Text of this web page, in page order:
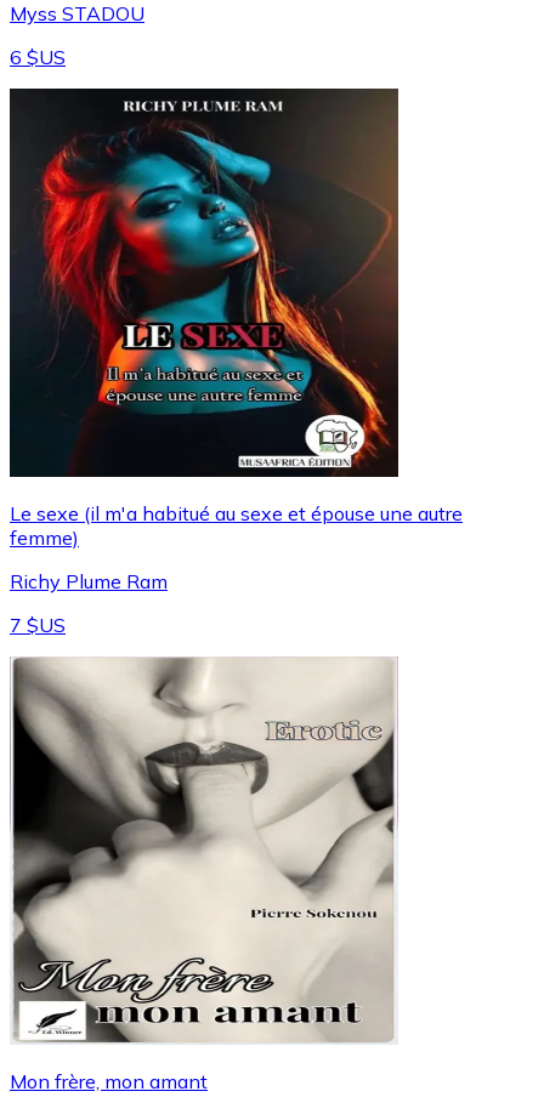
Myss STADOU
6 $US
Le sexe (il m'a habitué au sexe et épouse une autre
femme)
Richy Plume Ram
7 $US
Mon frère, mon amant